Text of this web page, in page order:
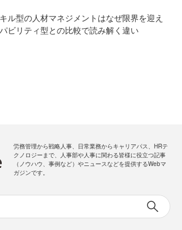
ル型の人材マネジメントはなぜ限界を迎え
ビリティ型との比較で読み解く違い
労務管理から戦略人事、日常業務からキャリアパス、HRテ
クノロジーまで、人事部や人事に関わる皆様に役立つ記事
（ノウハウ、事例など）やニュースなどを提供するWebマ
ガジンです。